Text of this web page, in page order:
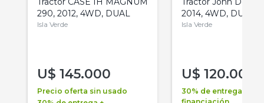
290, 2012, 4WD, DUAL
Isla Verde
U$ 145.000
Precio oferta sin usado
2014, 4WD, DUAL
Isla Verde
U$ 120.000
30% de entrega +